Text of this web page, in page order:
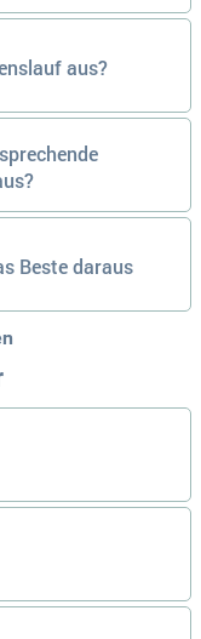
aus?
Beste daraus